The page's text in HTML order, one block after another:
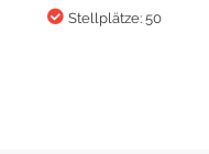
Stellplätze: 50